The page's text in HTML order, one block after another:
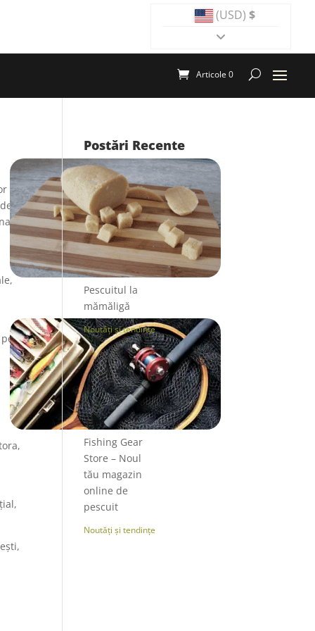
(USD) $
Articole 0
a
Postări Recente
Pescuitul la
mămăligă
Noutăți și tendințe
Fishing Gear
Store – Noul
tău magazin
online de
pescuit
Noutăți și tendințe